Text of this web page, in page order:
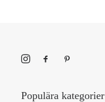
Populära kategorier